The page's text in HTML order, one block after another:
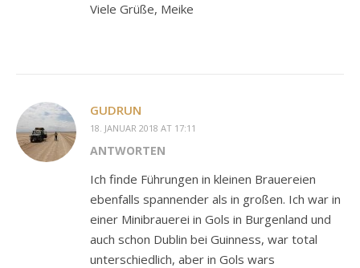
Viele Grüße, Meike
GUDRUN
18. JANUAR 2018 AT 17:11
ANTWORTEN
Ich finde Führungen in kleinen Brauereien
ebenfalls spannender als in großen. Ich war in
einer Minibrauerei in Gols in Burgenland und
auch schon Dublin bei Guinness, war total
unterschiedlich, aber in Gols wars